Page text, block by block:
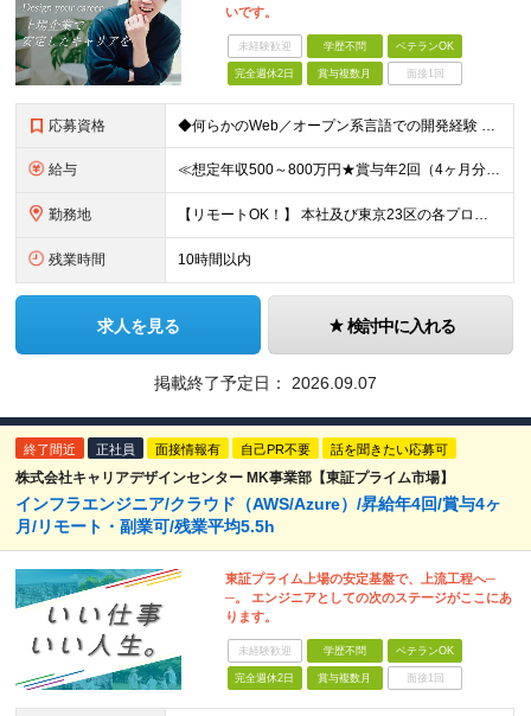
いです。
未経験歓迎 学歴不問 ベテランOK
完全週休2日 賞与複数月 面接1回
応募資格 ◆何らかのWeb／オープン系言語での開発経験 ※学歴不問 【こんな方をお待ちしています！】 ■上場企業×複数事業運営の安定基盤のもと、長期的に安心して働きたいと考えている方 ■ワークライフバランスを
給与 ≪想定年収500～800万円★賞与年2回（4ヶ月分）★≫ 月給31.2万円～50万円＋賞与年2回（4カ月分）＋各種手当＋残業代全額支給 ※試用期間は3ヶ月。その間の給与・待遇に差異はありません ＼明
勤務地 【リモートOK！】 本社及び東京23区の各プロジェクト先での勤務となります ※転居を伴う転勤はありません 本社／東京都港区赤坂3-21-20 赤坂ロングビーチビル ★就業場所の変更の範囲：会社が定
残業時間 10時間以内
求人を見る 検討中に入れる
掲載終了予定日： 2026.09.07
終了間近 正社員 面接情報有 自己PR不要 話を聞きたい応募可
株式会社キャリアデザインセンター MK事業部【東証プライム市場】
インフラエンジニア/クラウド（AWS/Azure）/昇給年4回/賞与4ヶ
月/リモート・副業可/残業平均5.5h
東証プライム上場の安定基盤で、上流工程へ─
─。 エンジニアとしての次のステージがここにあ
ります。
未経験歓迎 学歴不問 ベテランOK
完全週休2日 賞与複数月 面接1回